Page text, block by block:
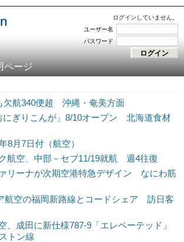
ログインしていません。
ユーザー名
パスワード
ページ
欠航340便超 沖縄・奄美方面
にぎりこんが」8/10オープン 北海道食材
月7日付（航空）
航空、中部－セブ11/19就航 週4往復
リーナが次期空港特急デザイン なにわ筋
航空の福岡新路線とコードシェア 訪日客
、成田に新仕様787-9「エレベーテッド」
トン線